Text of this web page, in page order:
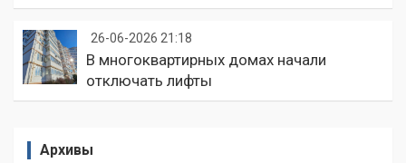
26-06-2026 21:18
В многоквартирных домах начали
отключать лифты
Архивы